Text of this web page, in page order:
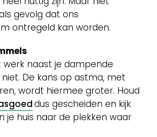
gevolg dat ons
ontregeld kan worden.
werk naast je dampende
niet. De kans op astma, met
wordt hiermee groter. Houd
dus gescheiden en kijk
je huis naar de plekken waar